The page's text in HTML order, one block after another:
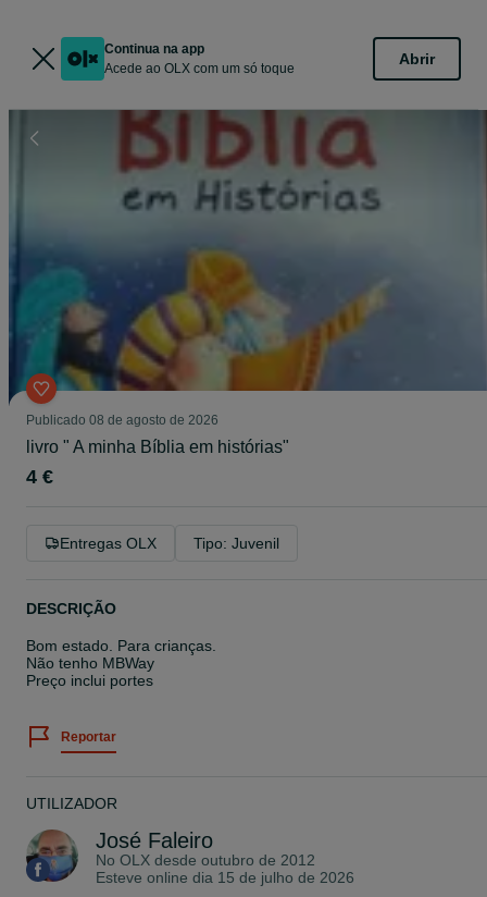
Continua na app
Acede ao OLX com um só toque
Abrir
Publicado 08 de agosto de 2026
livro " A minha Bíblia em histórias"
4 €
Entregas OLX Tipo: Juvenil
DESCRIÇÃO
Bom estado. Para crianças.
Não tenho MBWay
Preço inclui portes
Reportar
UTILIZADOR
José Faleiro
No OLX desde outubro de 2012
Esteve online dia 15 de julho de 2026